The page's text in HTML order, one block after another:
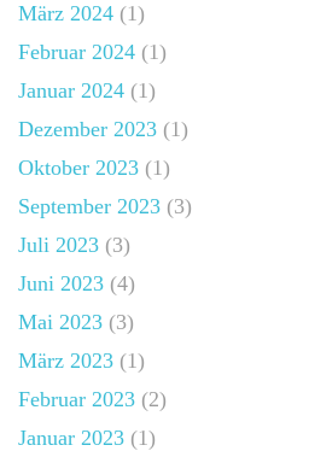
März 2024 (1)
Februar 2024 (1)
Januar 2024 (1)
Dezember 2023 (1)
Oktober 2023 (1)
September 2023 (3)
Juli 2023 (3)
Juni 2023 (4)
Mai 2023 (3)
März 2023 (1)
Februar 2023 (2)
Januar 2023 (1)